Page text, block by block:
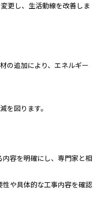
更し、生活動線を改善しま
の追加により、エネルギー
を図ります。
容を明確にし、専門家と相
や具体的な工事内容を確認